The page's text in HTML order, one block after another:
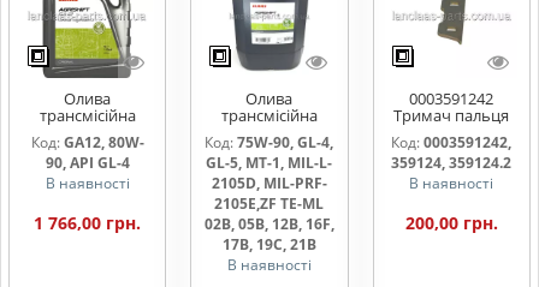
Олива
трансмісійна
AGRISHIFT GA12 5
л
Код:GA12, 80W-
90, API GL-4
В наявності
1 766,00 грн.
Олива
трансмісійна
AGRISHIFT SYN FE
75W90 20л
Код: 75W-90, GL-4,
GL-5, MT-1, MIL-L-
2105D, MIL-PRF-
2105E,ZF TE-ML
02B, 05B, 12B, 16F,
17B, 19C, 21B
В наявності
0003591242
Тримач пальця
жниварки
Код:0003591242,
359124, 359124.2
В наявності
200,00 грн.